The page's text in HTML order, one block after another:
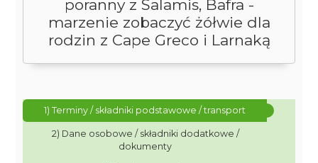
poranny z Salamis, Bafra -
marzenie zobaczyć żółwie dla
rodzin z Cape Greco i Larnaką
1) Terminy / składniki podstawowe / transport
2) Dane osobowe / składniki dodatkowe /
dokumenty